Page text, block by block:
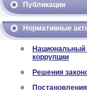
Публикации
Нормативные
Национальный
коррупции
Решения